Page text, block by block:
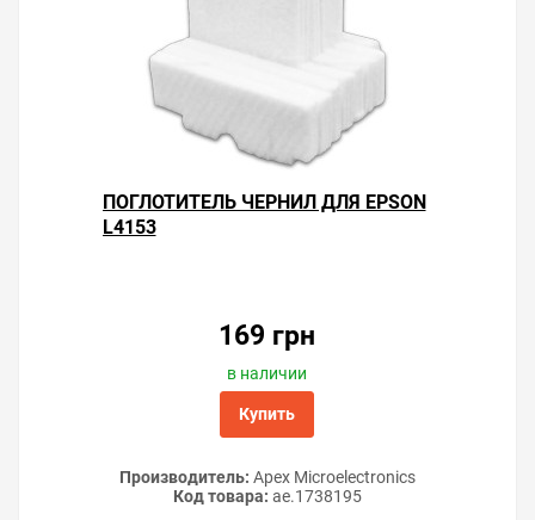
ПОГЛОТИТЕЛЬ ЧЕРНИЛ ДЛЯ EPSON
L4153
169 грн
в наличии
Купить
Производитель: Apex Microelectronics
Код товара: ae.1738195